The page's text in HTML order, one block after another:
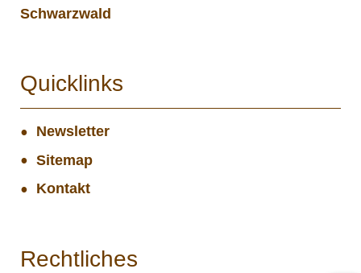
Schwarzwald
Quicklinks
Newsletter
Sitemap
Kontakt
Rechtliches